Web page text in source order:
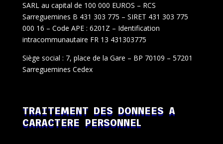
SARL au capital de 100 000 EUROS – RCS
Sarreguemines B 431 303 775 – SIRET 431 303 775
000 16 – Code APE : 6201Z – Identification
intracommunautaire FR 13 431303775
Siège social : 7, place de la Gare – BP 70109 – 57201
Sarreguemines Cedex
TRAITEMENT DES DONNEES A
CARACTERE PERSONNEL